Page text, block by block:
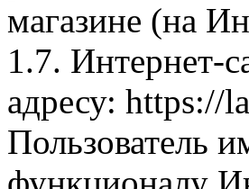
магазине (на
1.7. Интернет-
адресу: https://
Пользователь